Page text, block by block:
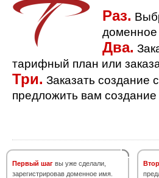
Раз.
доменное
Два.
тарифный план или
Три. Заказать
предложить вам
Первый шаг вы уже сделали,
зарегистрировав доменное имя.